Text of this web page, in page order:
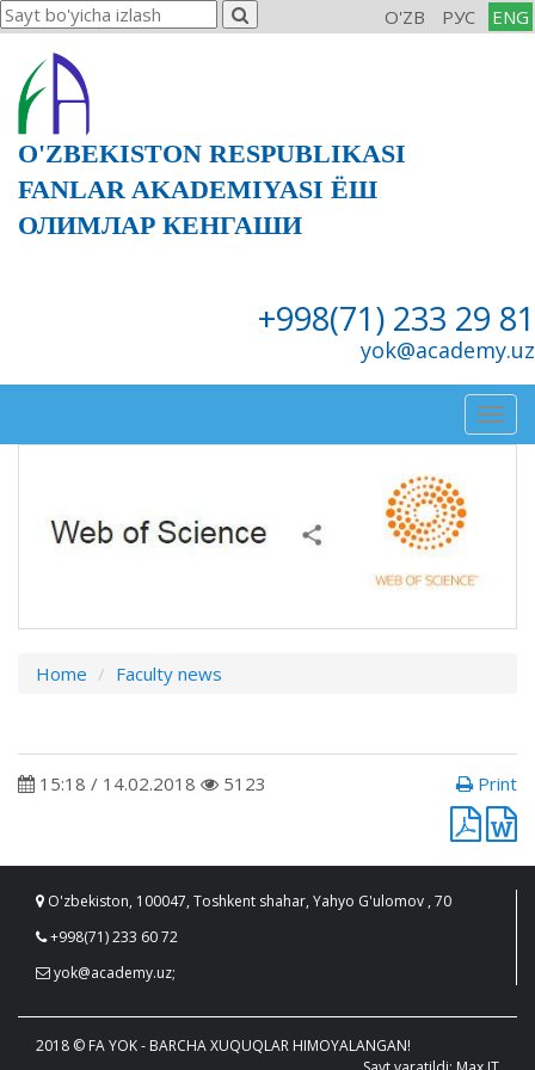
O'ZB РУС ENG
O'ZBEKISTON RESPUBLIKASI
FANLAR AKADEMIYASI ЁШ
ОЛИМЛАР КЕНГАШИ
+998(71) 233 29 81
yok@academy.uz
Home Faculty news
15:18 / 14.02.2018 5123 Print
O'zbekiston, 100047, Toshkent shahar, Yahyo G'ulomov , 70
+998(71) 233 60 72
yok@academy.uz;
2018 © FA YOK - BARCHA XUQUQLAR HIMOYALANGAN!